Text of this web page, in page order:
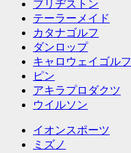
ブリヂストン
テーラーメイド
カタナゴルフ
ダンロップ
キャロウェイゴルフ
ピン
アキラプロダクツ
ウイルソン
イオンスポーツ
ミズノ